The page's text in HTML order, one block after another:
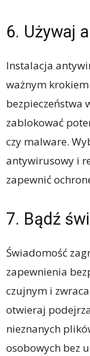
6. Używaj
Instalacja
ważnym
bezpieczeństwa
zablokować
czy malware.
antywirusowy i
zapewnić
7. Bądź
Świadomość
zapewnienia
czujnym i
otwieraj
nieznanych
osobowych bez